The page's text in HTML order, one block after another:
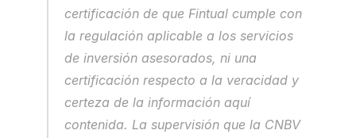
certificación de que Fintual cumple con
la regulación aplicable a los servicios
de inversión asesorados, ni una
certificación respecto a la veracidad y
certeza de la información aquí
contenida. La supervisión que la CNBV